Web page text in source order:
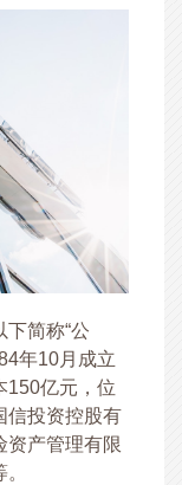
简称“公
年10月成立
150亿元，位
信投资控股有
资产管理有限